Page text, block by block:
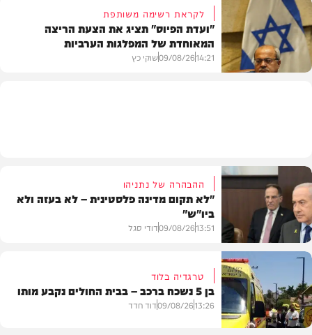
משטרה
לקראת רשימה משותפת
"ועדת הפיוס" תציג את הצעת הריצה
המאוחדת של המפלגות הערביות
14:21
09/08/26שוקי כץ
חדשות
ההבהרה של נתניהו
"לא תקום מדינה פלסטינית – לא בעזה ולא
ביו"ש"
13:51
09/08/26דודי סגל
טרגדיה בלוד
בן 5 נשכח ברכב – בבית החולים נקבע מותו
13:26
09/08/26דוד חדד